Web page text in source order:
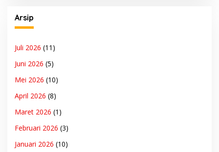
Arsip
Juli 2026 (11)
Juni 2026 (5)
Mei 2026 (10)
April 2026 (8)
Maret 2026 (1)
Februari 2026 (3)
Januari 2026 (10)